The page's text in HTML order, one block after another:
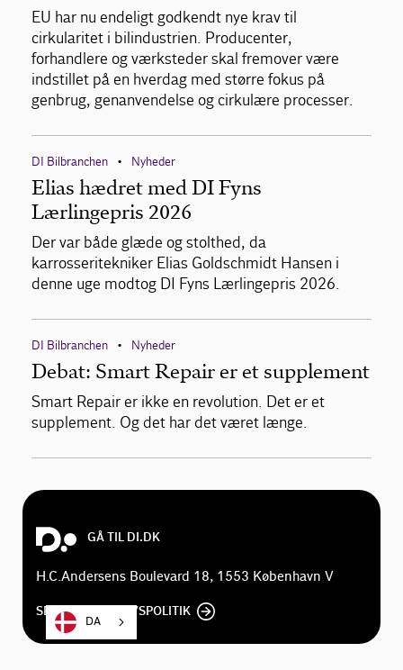
EU har nu endeligt godkendt nye krav til
cirkularitet i bilindustrien. Producenter,
forhandlere og værksteder skal fremover være
indstillet på en hverdag med større fokus på
genbrug, genanvendelse og cirkulære processer.
DI Bilbranchen • Nyheder
Elias hædret med DI Fyns
Lærlingepris 2026
Der var både glæde og stolthed, da
karrosseritekniker Elias Goldschmidt Hansen i
denne uge modtog DI Fyns Lærlingepris 2026.
DI Bilbranchen • Nyheder
Debat: Smart Repair er et supplement
Smart Repair er ikke en revolution. Det er et
supplement. Og det har det været længe.
GÅ TIL DI.DK
H.C.Andersens Boulevard 18, 1553 København V
SE DI'S PRIVATLIVSPOLITIK
DA